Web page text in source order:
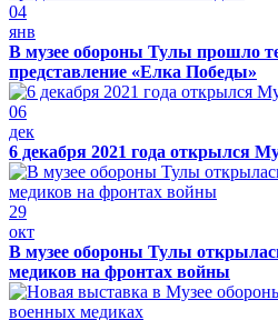
04
янв
В музее обороны Тулы прошло
представление «Елка Победы»
06
дек
6 декабря 2021 года открылся
29
окт
В музее обороны Тулы
медиков на фронтах войны